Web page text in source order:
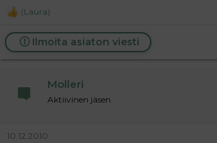
R
a
c
t
(Laura)
Ilmoita asiaton viesti
Molleri
Aktiivinen jäsen
10.12.2010